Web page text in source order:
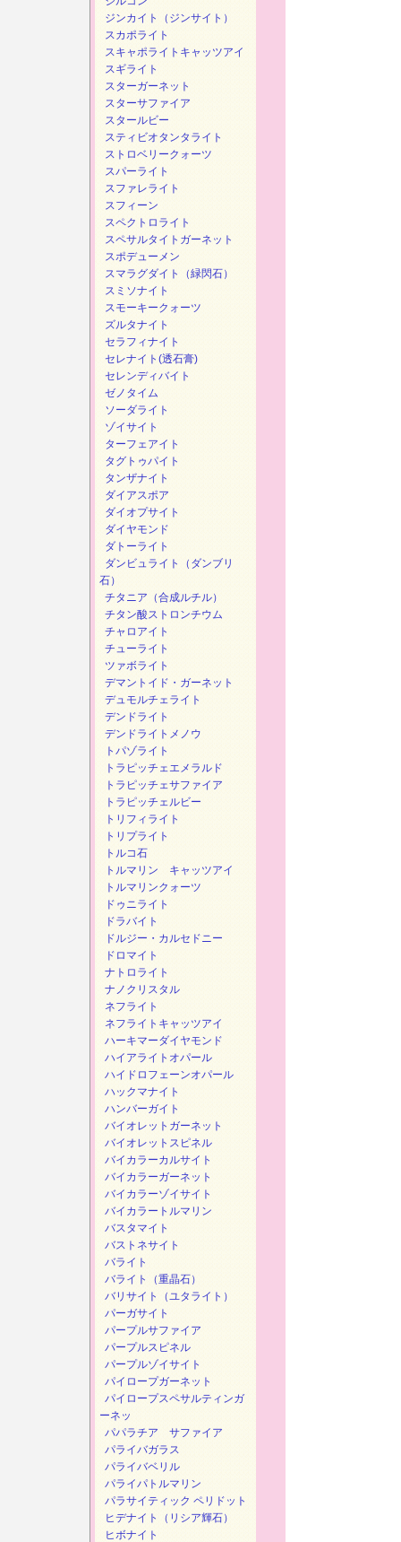
ジンカイト（ジンサイト）
スカポライト
スキャポライトキャッツアイ
スギライト
スターガーネット
スターサファイア
スタールビー
スティビオタンタライト
ストロベリークォーツ
スパーライト
スファレライト
スフィーン
スペクトロライト
スペサルタイトガーネット
スポデューメン
スマラグダイト（緑閃石）
スミソナイト
スモーキークォーツ
ズルタナイト
セラフィナイト
セレナイト(透石膏)
セレンディバイト
ゼノタイム
ソーダライト
ゾイサイト
ターフェアイト
タグトゥパイト
タンザナイト
ダイアスポア
ダイオプサイト
ダイヤモンド
ダトーライト
ダンビュライト（ダンブリ
石）
チタニア（合成ルチル）
チタン酸ストロンチウム
チャロアイト
チューライト
ツァボライト
デマントイド・ガーネット
デュモルチェライト
デンドライト
デンドライトメノウ
トパゾライト
トラピッチェエメラルド
トラピッチェサファイア
トラピッチェルビー
トリフィライト
トリプライト
トルコ石
トルマリン キャッツアイ
トルマリンクォーツ
ドゥニライト
ドラバイト
ドルジー・カルセドニー
ドロマイト
ナトロライト
ナノクリスタル
ネフライト
ネフライトキャッツアイ
ハーキマーダイヤモンド
ハイアライトオパール
ハイドロフェーンオパール
ハックマナイト
ハンバーガイト
バイオレットガーネット
バイオレットスピネル
バイカラーカルサイト
バイカラーガーネット
バイカラーゾイサイト
バイカラートルマリン
バスタマイト
バストネサイト
バライト
バライト（重晶石）
バリサイト（ユタライト）
パーガサイト
パープルサファイア
パープルスピネル
パープルゾイサイト
パイロープガーネット
パイロープスペサルティンガ
ーネッ
パパラチア サファイア
パライバガラス
パライバベリル
パライパトルマリン
パラサイティック ペリドット
ヒデナイト（リシア輝石）
ヒボナイト